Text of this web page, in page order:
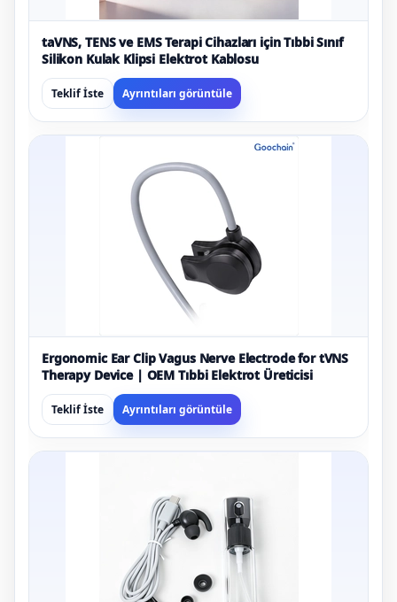
taVNS, TENS ve EMS Terapi Cihazları için Tıbbi Sınıf
Silikon Kulak Klipsi Elektrot Kablosu
Teklif İste Ayrıntıları görüntüle
Ergonomic Ear Clip Vagus Nerve Electrode for tVNS
Therapy Device | OEM Tıbbi Elektrot Üreticisi
Teklif İste Ayrıntıları görüntüle